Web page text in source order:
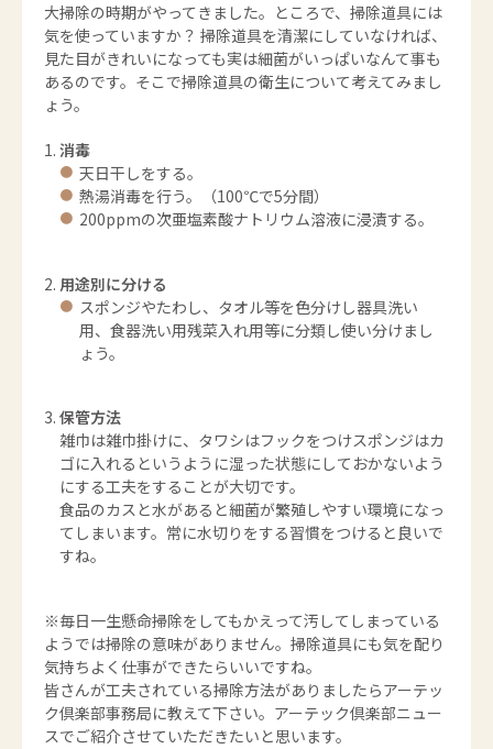
大掃除の時期がやってきました。ところで、掃除道具には
気を使っていますか？ 掃除道具を清潔にしていなければ、
見た目がきれいになっても実は細菌がいっぱいなんて事も
あるのです。そこで掃除道具の衛生について考えてみまし
ょう。
消毒
天日干しをする。
熱湯消毒を行う。（100℃で5分間）
200ppmの次亜塩素酸ナトリウム溶液に浸漬する。
用途別に分ける
スポンジやたわし、タオル等を色分けし器具洗い
用、食器洗い用残菜入れ用等に分類し使い分けまし
ょう。
保管方法
雑巾は雑巾掛けに、タワシはフックをつけスポンジはカ
ゴに入れるというように湿った状態にしておかないよう
にする工夫をすることが大切です。
食品のカスと水があると細菌が繁殖しやすい環境になっ
てしまいます。常に水切りをする習慣をつけると良いで
すね。
※毎日一生懸命掃除をしてもかえって汚してしまっている
ようでは掃除の意味がありません。掃除道具にも気を配り
気持ちよく仕事ができたらいいですね。
皆さんが工夫されている掃除方法がありましたらアーテッ
ク倶楽部事務局に教えて下さい。アーテック倶楽部ニュー
スでご紹介させていただきたいと思います。